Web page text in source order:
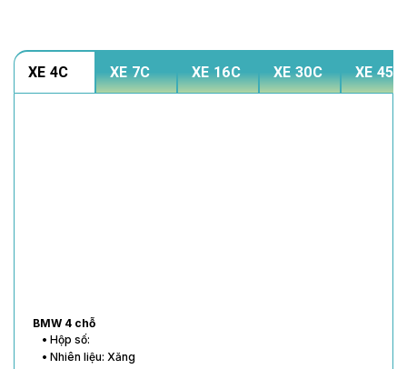
XE 4C XE 7C XE 16C XE 30C XE 45C
BMW 4 chỗ
• Hộp số:
• Nhiên liệu: Xăng